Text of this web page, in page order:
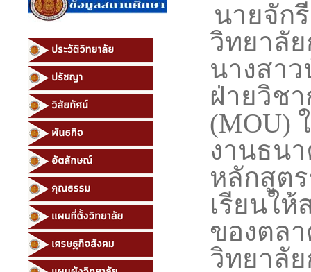
นายจัก
วิทยาลั
นางสา
ฝ่ายวิช
(MOU)
งานธน
หลักสูต
เรียนใ
ของตล
วิทยาลั